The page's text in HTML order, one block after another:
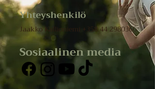
Yhteyshenkilö
JaakkoKallioniemi +358 44 2980366
Sosiaalinen media